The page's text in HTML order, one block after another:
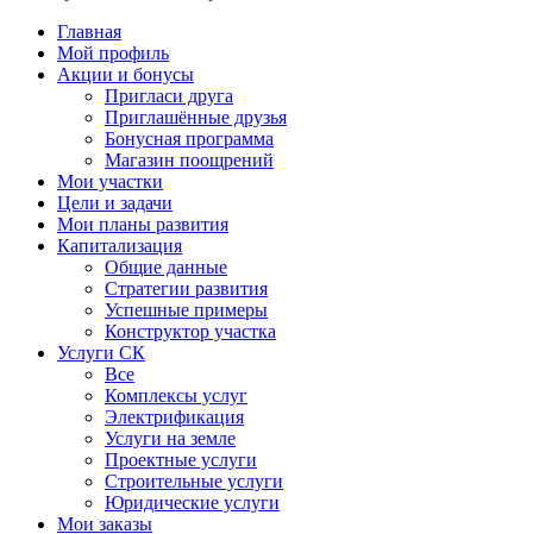
Главная
Мой профиль
Акции и бонусы
Пригласи друга
Приглашённые друзья
Бонусная программа
Магазин поощрений
Мои участки
Цели и задачи
Мои планы развития
Капитализация
Общие данные
Стратегии развития
Успешные примеры
Конструктор участка
Услуги СК
Все
Комплексы услуг
Электрификация
Услуги на земле
Проектные услуги
Строительные услуги
Юридические услуги
Мои заказы